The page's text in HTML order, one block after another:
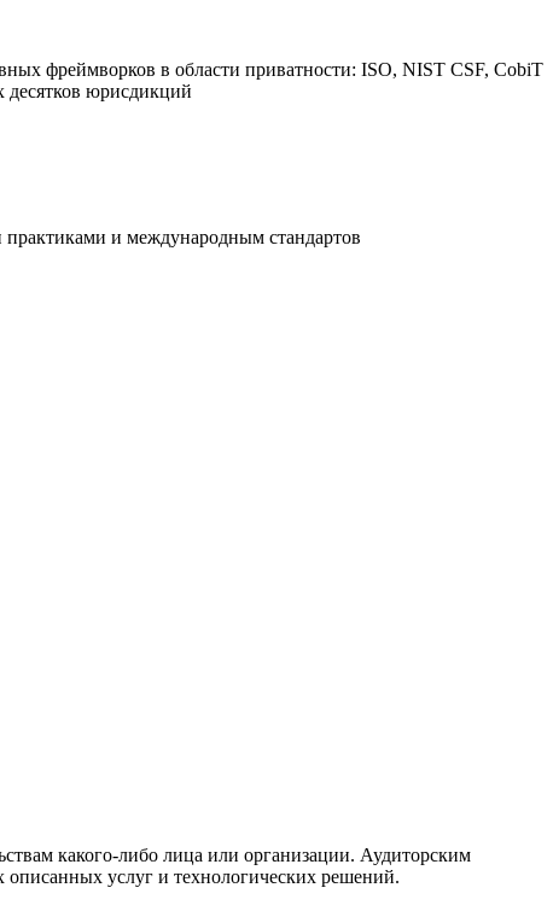
фреймворков в области приватности: ISO, NIST CSF, CobiT
десятков юрисдикций
и международным стандартов
какого-либо лица или организации. Аудиторским
услуг и технологических решений.